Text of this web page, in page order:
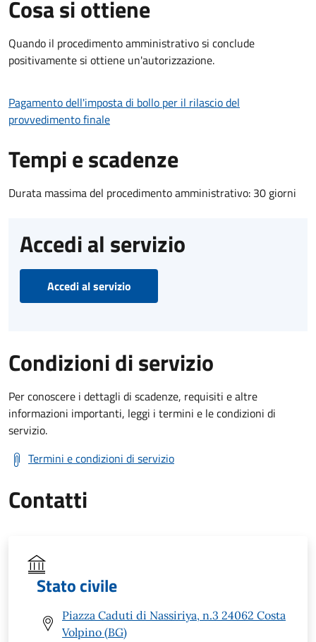
Cosa si ottiene
Quando il procedimento amministrativo si conclude
positivamente si ottiene un'autorizzazione.
Pagamento dell'imposta di bollo per il rilascio del
provvedimento finale
Tempi e scadenze
Durata massima del procedimento amministrativo: 30 giorni
Accedi al servizio
Accedi al servizio
Condizioni di servizio
Per conoscere i dettagli di scadenze, requisiti e altre
informazioni importanti, leggi i termini e le condizioni di
servizio.
Termini e condizioni di servizio
Contatti
Stato civile
Piazza Caduti di Nassiriya, n.3 24062 Costa
Volpino (BG)